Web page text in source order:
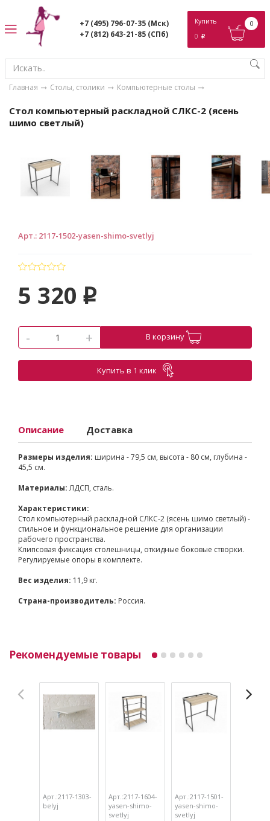
+7 (495) 796-07-35 (Мск)
+7 (812) 643-21-85 (СПб)
Купить
0 p
0
Главная Столы, столики Компьютерные столы
Стол компьютерный раскладной СЛКС-2 (ясень
шимо светлый)
Арт.: 2117-1502-yasen-shimo-svetlyj
5 320 p
- + В корзину
Купить в 1 клик
Описание Доставка
Размеры изделия: ширина - 79,5 см, высота - 80 см, глубина -
45,5 см.
Материалы:ЛДСП, сталь.
Характеристики:
Стол компьютерный раскладной СЛКС-2 (ясень шимо светлый) -
стильное и функциональное решение для организации
рабочего пространства.
Клипсовая фиксация столешницы, откидные боковые створки.
Регулируемые опоры в комплекте.
Вес изделия: 11,9 кг.
Страна-производитель: Россия.
Рекомендуемые товары
Арт.:2117-1303-
belyj
Арт.:2117-1604-
yasen-shimo-
svetlyj
Арт.:2117-1501-
yasen-shimo-
svetlyj